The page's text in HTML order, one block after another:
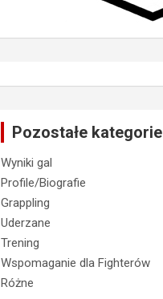
Pozostałe kategorie
Wyniki gal
Profile/Biografie
Grappling
Uderzane
Trening
Wspomaganie dla Fighterów
Różne